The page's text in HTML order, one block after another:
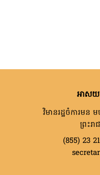
អាសយ
វិមានរដ្ឋចំការមន
ព្រះរ
(855) 23